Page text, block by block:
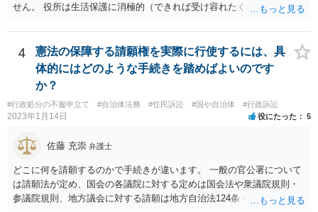
せん。 役所は生活保護に消極的（できれば受け容れたくない）な姿勢
と説明しましょう。
4
憲法の保障する請願権を実際に行使するには、具
体的にはどのような手続きを踏めばよいのです
か？
#行政処分の不服申立て #自治体法務 #住民訴訟 #国や自治体 #行政訴訟
2023年1月14日 役にたった 5
佐藤 充崇 弁護士
どこに何を請願するのかで手続きが違います。 一般の官公署について
は請願法が定め、国会の各議院に対する定めは国会法や衆議院規則・
参議院規則、地方議会に対する請願は地方自治法124条・125条が定め